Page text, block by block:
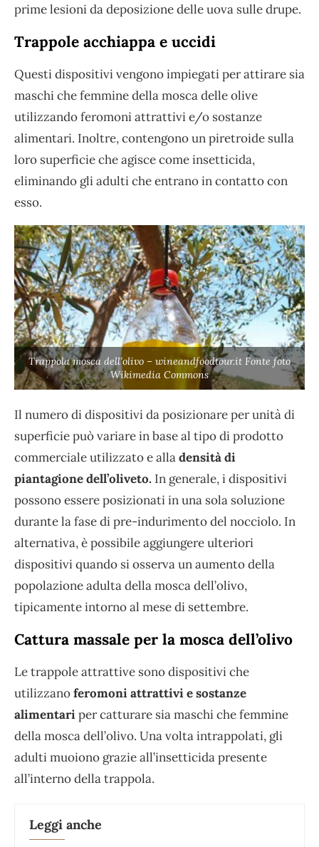
prime lesioni da deposizione delle uova sulle drupe.
Trappole acchiappa e uccidi
Questi dispositivi vengono impiegati per attirare sia
maschi che femmine della mosca delle olive
utilizzando feromoni attrattivi e/o sostanze
alimentari. Inoltre, contengono un piretroide sulla
loro superficie che agisce come insetticida,
eliminando gli adulti che entrano in contatto con
esso.
Trappola mosca dell’olivo – wineandfoodtour.it Fonte foto
Wikimedia Commons
Il numero di dispositivi da posizionare per unità di
superficie può variare in base al tipo di prodotto
commerciale utilizzato e alladensità di
piantagione dell’oliveto. In generale, i dispositivi
possono essere posizionati in una sola soluzione
durante la fase di pre-indurimento del nocciolo. In
alternativa, è possibile aggiungere ulteriori
dispositivi quando si osserva un aumento della
popolazione adulta della mosca dell’olivo,
tipicamente intorno al mese di settembre.
Cattura massale per la mosca dell’olivo
Le trappole attrattive sono dispositivi che
utilizzanoferomoni attrattivi e sostanze
alimentariper catturare sia maschi che femmine
della mosca dell’olivo. Una volta intrappolati, gli
adulti muoiono grazie all’insetticida presente
all’interno della trappola.
Leggi anche